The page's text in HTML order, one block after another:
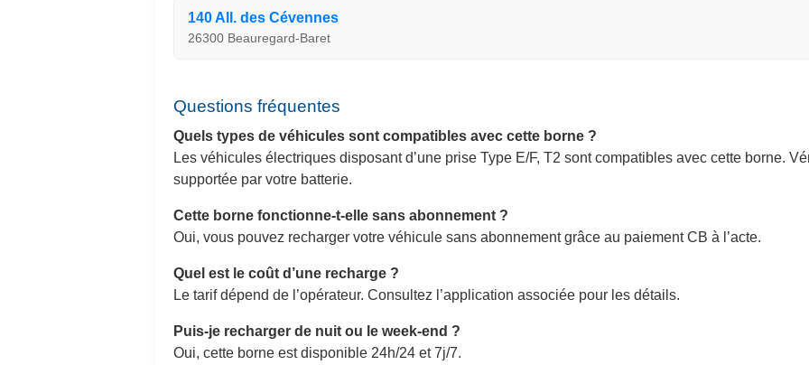
140 All. des Cévennes
26300 Beauregard-Baret
Questions fréquentes
Quels types de véhicules sont compatibles avec cette borne ?
Les véhicules électriques disposant d’une prise Type E/F, T2 sont compatibles avec cette borne.
supportée par votre batterie.
Cette borne fonctionne-t-elle sans abonnement ?
Oui, vous pouvez recharger votre véhicule sans abonnement grâce au paiement CB à l’acte.
Quel est le coût d’une recharge ?
Le tarif dépend de l’opérateur. Consultez l’application associée pour les détails.
Puis-je recharger de nuit ou le week-end ?
Oui, cette borne est disponible 24h/24 et 7j/7.